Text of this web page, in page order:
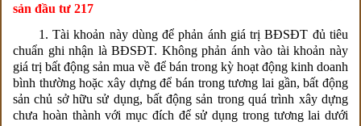
sản đầu tư 217
1. Tài khoản này dùng để phản ánh giá trị BĐSĐT đủ tiêu
chuẩn ghi nhận là BĐSĐT. Không phản ánh vào tài khoản này
giá trị bất động sản mua về để bán trong kỳ hoạt động kinh doanh
bình thường hoặc xây dựng để bán trong tương lai gần, bất động
sản chủ sở hữu sử dụng, bất động sản trong quá trình xây dựng
chưa hoàn thành với mục đích để sử dụng trong tương lai dưới